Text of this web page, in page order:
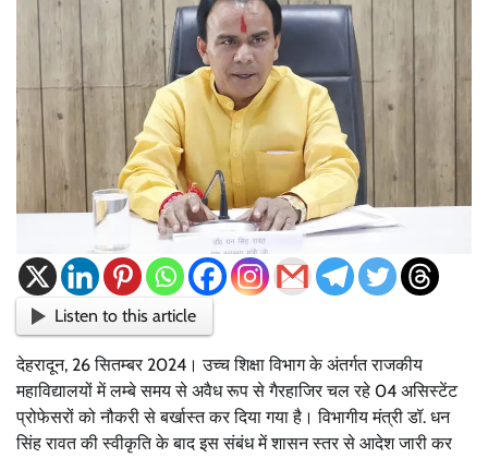
Listen to this article
देहरादून, 26 सितम्बर 2024। उच्च शिक्षा विभाग के अंतर्गत राजकीय
महाविद्यालयों में लम्बे समय से अवैध रूप से गैरहाजिर चल रहे 04 असिस्टेंट
प्रोफेसरों को नौकरी से बर्खास्त कर दिया गया है। विभागीय मंत्री डॉ. धन
सिंह रावत की स्वीकृति के बाद इस संबंध में शासन स्तर से आदेश जारी कर